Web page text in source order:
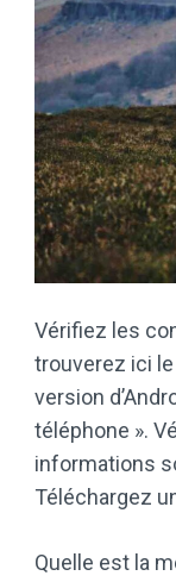
Vérifiez les
trouverez ici
version
téléphone ».
informations
Téléchargez
Quelle est la